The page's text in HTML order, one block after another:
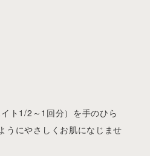
ト1/2～1回分）を手のひら
うにやさしくお肌になじませ